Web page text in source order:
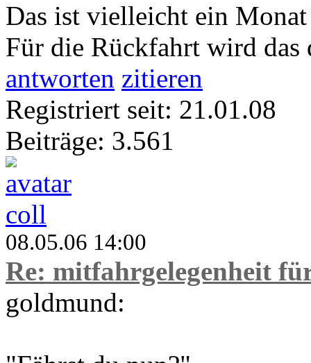
Das ist vielleicht ein
Für die Rückfahrt wird das
antworten zitieren
Registriert seit: 21.01.08
Beiträge: 3.561
coll
08.05.06 14:00
Re: mitfahrgelegenheit
goldmund: